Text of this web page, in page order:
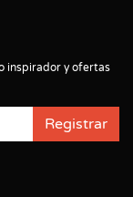
inspirador y ofertas
Registrar